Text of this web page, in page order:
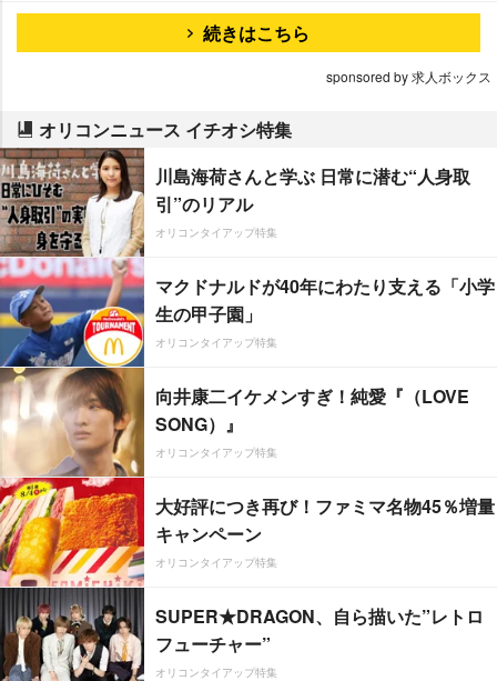
続きはこちら
sponsored by 求人ボックス
オリコンニュース イチオシ特集
川島海荷さんと学ぶ 日常に潜む“人身取
引”のリアル
オリコンタイアップ特集
マクドナルドが40年にわたり支える「小学
生の甲子園」
オリコンタイアップ特集
向井康二イケメンすぎ！純愛『（LOVE
SONG）』
オリコンタイアップ特集
大好評につき再び！ファミマ名物45％増量
キャンペーン
オリコンタイアップ特集
SUPER★DRAGON、自ら描いた”レトロ
フューチャー”
オリコンタイアップ特集